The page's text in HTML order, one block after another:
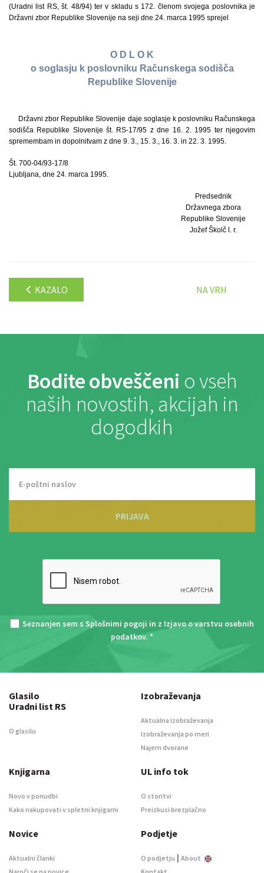
(Uradni list RS, št. 48/94) ter v skladu s 172. členom svojega poslovnika je
Državni zbor Republike Slovenije na seji dne 24. marca 1995 sprejel
O D L O K
o soglasju k poslovniku Računskega sodišča
Republike Slovenije
Državni zbor Republike Slovenije daje soglasje k poslovniku Računskega
sodišča Republike Slovenije št. RS-17/95 z dne 16. 2. 1995 ter njegovim
spremembam in dopolnitvam z dne 9. 3., 15. 3., 16. 3. in 22. 3. 1995.
Št. 700-04/93-17/8
Ljubljana, dne 24. marca 1995.
Predsednik
Državnega zbora
Republike Slovenije
Jožef Školč l. r.
KAZALO NA VRH
Bodite obveščeni o vseh
naših novostih, akcijah in
dogodkih
PRIJAVA
Seznanjen sem s Splošnimi pogoji in z Izjavo o varstvu osebnih
podatkov. *
Glasilo
Uradni list RS
O glasilu
Izobraževanja
Aktualna izobraževanja
Izobraževanja po meri
Najem dvorane
Knjigarna
Novo v ponudbi
Kako nakupovati v spletni knjigarni
UL info tok
O storitvi
Preizkusi brezplačno
Novice
Aktualni članki
Podjetje
O podjetju | About